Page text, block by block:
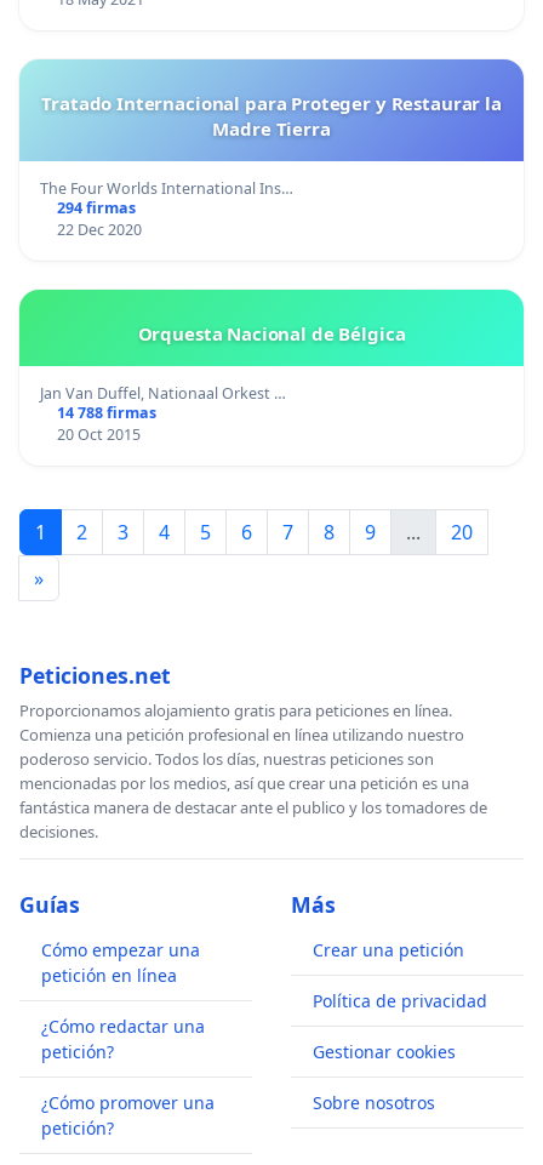
Tratado Internacional para Proteger y Restaurar la
Madre Tierra
The Four Worlds International Ins…
294 firmas
22 Dec 2020
Orquesta Nacional de Bélgica
Jan Van Duffel, Nationaal Orkest …
14 788 firmas
20 Oct 2015
1 2 3 4 5 6 7 8 9 ...
20
»
Peticiones.net
Proporcionamos alojamiento gratis para peticiones en línea.
Comienza una petición profesional en línea utilizando nuestro
poderoso servicio. Todos los días, nuestras peticiones son
mencionadas por los medios, así que crear una petición es una
fantástica manera de destacar ante el publico y los tomadores de
decisiones.
Guías
Cómo empezar una
petición en línea
¿Cómo redactar una
petición?
¿Cómo promover una
petición?
Más
Crear una petición
Política de privacidad
Gestionar cookies
Sobre nosotros